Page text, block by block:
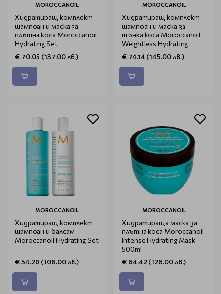
MOROCCANOIL
Хидратиращ комплект
шампоан и маска за
плътна коса Moroccanoil
Hydrating Set
€ 70.05 (137.00 лв.)
MOROCCANOIL
Хидратиращ комплект
шампоан и маска за
тънка коса Moroccanoil
Weightless Hydrating
€ 74.14 (145.00 лв.)
MOROCCANOIL
Хидратиращ комплект
шампоан и балсам
Moroccanoil Hydrating Set
€ 54.20 (106.00 лв.)
MOROCCANOIL
Хидратираща маска за
плътна коса Moroccanoil
Intense Hydrating Mask
500ml
€ 64.42 (126.00 лв.)